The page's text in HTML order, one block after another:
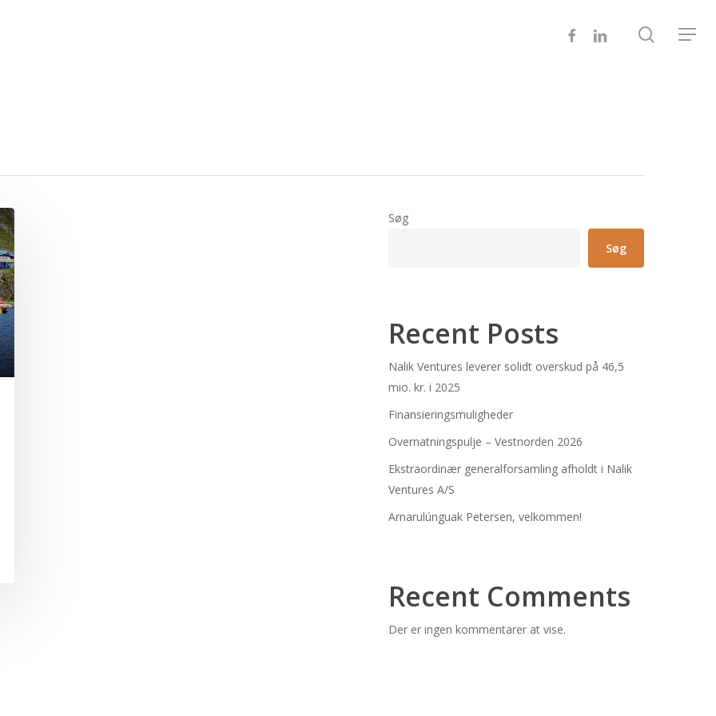
Menu
FACEBOOKLINKEDIN search
Søg
Søg
Recent Posts
Nalik Ventures leverer solidt overskud på 46,5
mio. kr. i 2025
Finansieringsmuligheder
Overnatningspulje – Vestnorden 2026
Ekstraordinær generalforsamling afholdt i Nalik
Ventures A/S
Arnarulúnguak Petersen, velkommen!
Recent Comments
Der er ingen kommentarer at vise.